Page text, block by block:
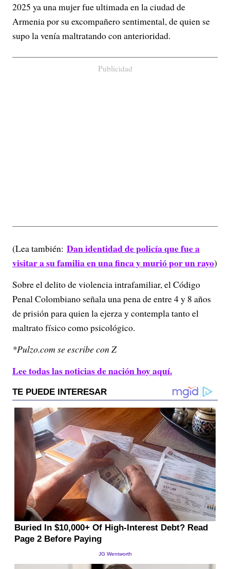
2025 ya una mujer fue ultimada en la ciudad de
Armenia por su excompañero sentimental, de quien se
supo la venía maltratando con anterioridad.
Publicidad
(Lea también: Dan identidad de policía que fue a
visitar a su familia en una finca y murió por un rayo)
Sobre el delito de violencia intrafamiliar, el Código
Penal Colombiano señala una pena de entre 4 y 8 años
de prisión para quien la ejerza y contempla tanto el
maltrato físico como psicológico.
*Pulzo.com se escribe con Z
Lee todas las noticias de nación hoy aquí.